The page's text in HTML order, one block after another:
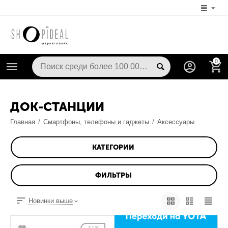
0
ДОК-СТАНЦИИ
Главная / Смартфоны, телефоны и гаджеты / Аксессуары
КАТЕГОРИИ
ФИЛЬТРЫ
Новинки выше